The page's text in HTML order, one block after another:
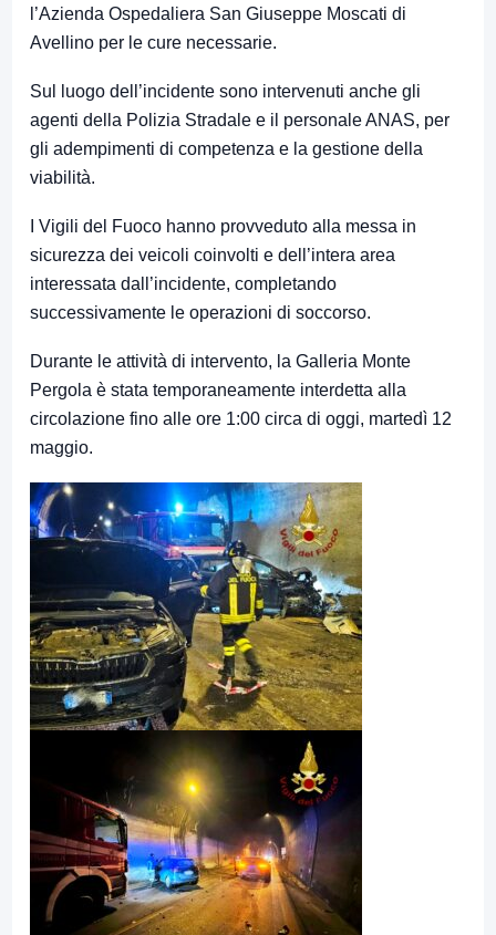
l’Azienda Ospedaliera San Giuseppe Moscati di
Avellino per le cure necessarie.
Sul luogo dell’incidente sono intervenuti anche gli
agenti della Polizia Stradale e il personaleANAS, per
gli adempimenti di competenza e la gestione della
viabilità.
I Vigili del Fuoco hanno provveduto alla messa in
sicurezza dei veicoli coinvolti e dell’intera area
interessata dall’incidente, completando
successivamente le operazioni di soccorso.
Durante le attività di intervento, la Galleria Monte
Pergola è stata temporaneamente interdetta alla
circolazione fino alle ore 1:00 circa di oggi, martedì 12
maggio.